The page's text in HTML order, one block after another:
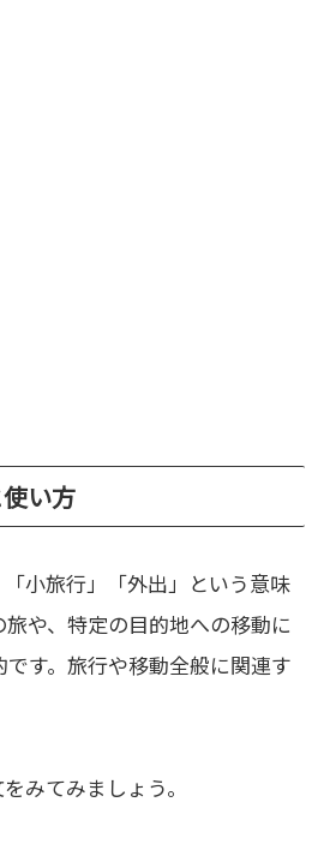
い方
小旅行」「外出」という意味
や、特定の目的地への移動に
す。旅行や移動全般に関連す
みてみましょう。